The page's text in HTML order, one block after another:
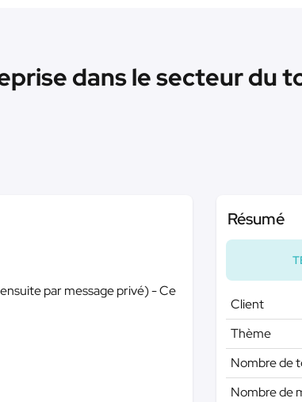
dans le secteur du
par message privé) - Ce
Résumé
Client
Thème
Nombre de
Nombre de